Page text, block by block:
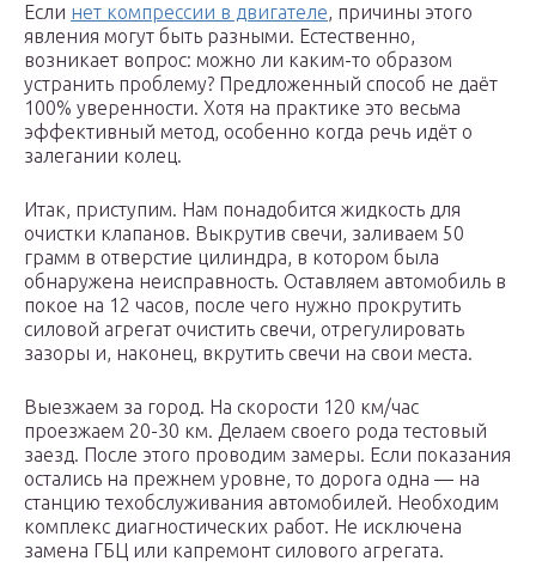
Если нет компрессии в двигателе, причины этого
явления могут быть разными. Естественно,
возникает вопрос: можно ли каким-то образом
устранить проблему? Предложенный способ не даёт
100% уверенности. Хотя на практике это весьма
эффективный метод, особенно когда речь идёт о
залегании колец.
Итак, приступим. Нам понадобится жидкость для
очистки клапанов. Выкрутив свечи, заливаем 50
грамм в отверстие цилиндра, в котором была
обнаружена неисправность. Оставляем автомобиль в
покое на 12 часов, после чего нужно прокрутить
силовой агрегат очистить свечи, отрегулировать
зазоры и, наконец, вкрутить свечи на свои места.
Выезжаем за город. На скорости 120 км/час
проезжаем 20-30 км. Делаем своего рода тестовый
заезд. После этого проводим замеры. Если показания
остались на прежнем уровне, то дорога одна — на
станцию техобслуживания автомобилей. Необходим
комплекс диагностических работ. Не исключена
замена ГБЦ или капремонт силового агрегата.